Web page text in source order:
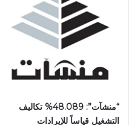
“منشآت”: 48.089% تكاليف
التشغيل قياساً للإيرادات